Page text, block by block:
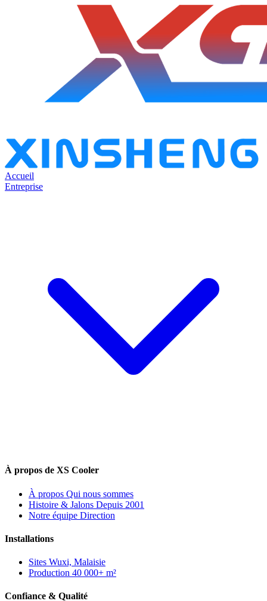
Accueil
Entreprise
À propos de XS Cooler
À propos Qui nous sommes
Histoire & Jalons Depuis 2001
Notre équipe Direction
Installations
Sites Wuxi, Malaisie
Production 40 000+ m²
Confiance & Qualité